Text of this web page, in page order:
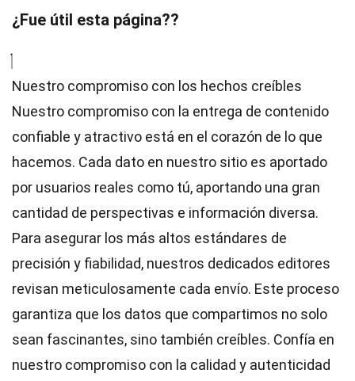
¿Fue útil esta página??
Nuestro compromiso con los hechos creíbles
Nuestro compromiso con la entrega de contenido
confiable y atractivo está en el corazón de lo que
hacemos. Cada dato en nuestro sitio es aportado
por usuarios reales como tú, aportando una gran
cantidad de perspectivas e información diversa.
Para asegurar los más altos estándares de
precisión y fiabilidad, nuestros dedicados editores
revisan meticulosamente cada envío. Este proceso
garantiza que los datos que compartimos no solo
sean fascinantes, sino también creíbles. Confía en
nuestro compromiso con la calidad y autenticidad